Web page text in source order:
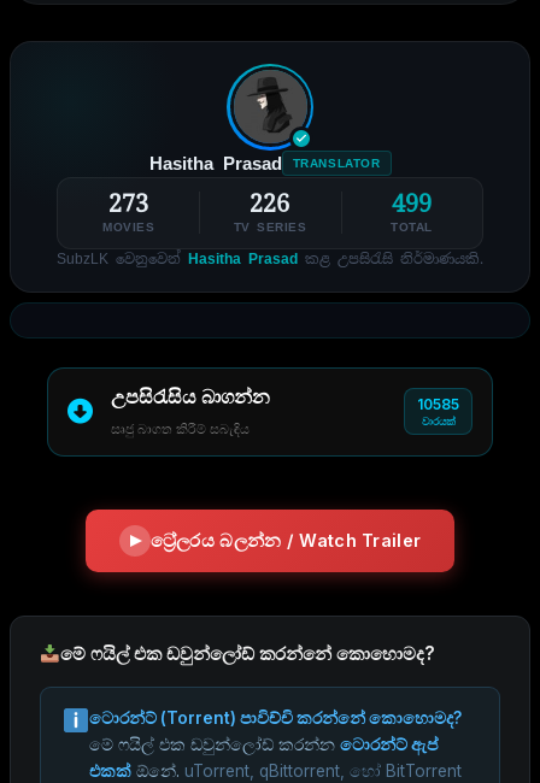
Hasitha Prasad TRANSLATOR
273
MOVIES
226
TV SERIES
499
TOTAL
SubzLK වෙනුවෙන් Hasitha Prasad කළ උපසිරැසි නිර්මාණයකි.
උපසිරැසිය බාගන්න
සෘජු බාගත කිරීම් සබැඳිය
10585
වාරයක්
ට්‍රේලරය බලන්න / Watch Trailer
මේ ෆයිල් එක ඩවුන්ලෝඩ් කරන්නේ කොහොමද?
ටොරන්ට් (Torrent) පාවිච්චි කරන්නේ කොහොමද?
මේ ෆයිල් එක ඩවුන්ලෝඩ් කරන්නටොරන්ට් ඇප්
එකක් ඕනේ. uTorrent, qBittorrent, හෝ BitTorrent